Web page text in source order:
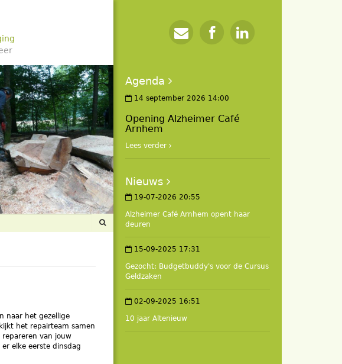
naar het gezellige
het repairteam samen
van jouw
elke eerste dinsdag
Agenda
14 september 2026 14:00
Opening Alzheimer Café
Arnhem
Lees verder
Nieuws
19-07-2026 20:55
Alzheimer Café Arnhem opent haar
deuren
15-09-2025 17:31
Gezocht: Budgetbuddy's voor de Cursus
Geldzaken
02-09-2025 16:51
10 jaar Altenieuw